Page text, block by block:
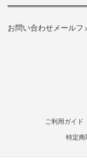
お問い合わせメールフ
ご利用ガイド
特定商